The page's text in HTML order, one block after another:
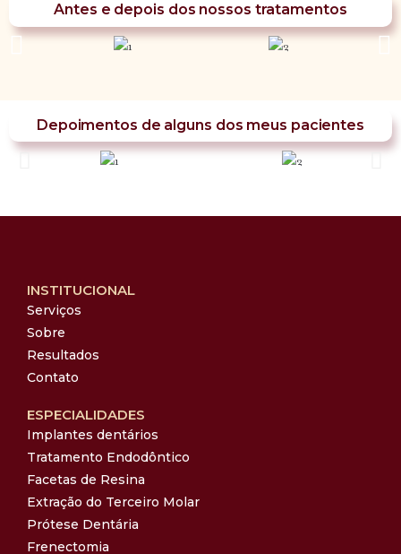
Antes e depois dos nossos tratamentos
Depoimentos de alguns dos meus pacientes
INSTITUCIONAL
Serviços
Sobre
Resultados
Contato
ESPECIALIDADES
Implantes dentários
Tratamento Endodôntico
Facetas de Resina
Extração do Terceiro Molar
Prótese Dentária
Frenectomia